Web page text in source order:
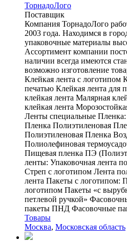
ТорнадоЛого
Поставщик
Компания ТорнадоЛого
2003 года. Находимся в
упаковочные материалы
Ассортимент компании
наличии всегда имеются
возможно изготовление
Клейкая лента с логотипом
печатью Клейкая лента для
клейкая лента Малярная
клейкая лента
Ленты специальные Пленка:
Пленка Полиэтиленовая
Полиэтиленовая Пленка
Полиолефиновая
Пищевая пленка ПЭ
ленты: Упаковочная лента
Стреп с логотипом Лента
лента Пакеты с логотипом:
логотипом Пакеты «с
петлевой ручкой»
пакеты ПНД Фасовочные
Товары
Москва, Московская область